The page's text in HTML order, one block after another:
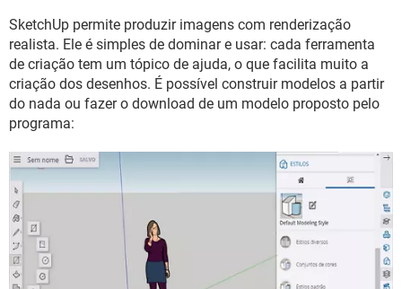
SketchUp permite produzir imagens com renderização
realista. Ele é simples de dominar e usar: cada ferramenta
de criação tem um tópico de ajuda, o que facilita muito a
criação dos desenhos. É possível construir modelos a partir
do nada ou fazer o download de um modelo proposto pelo
programa: